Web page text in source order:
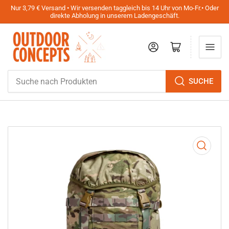
Nur 3,79 € Versand • Wir versenden taggleich bis 14 Uhr von Mo-Fr.• Oder
direkte Abholung in unserem Ladengeschäft.
nach
Produkten
SUCHE
AnmeldenMini-Warenkorb öffnen